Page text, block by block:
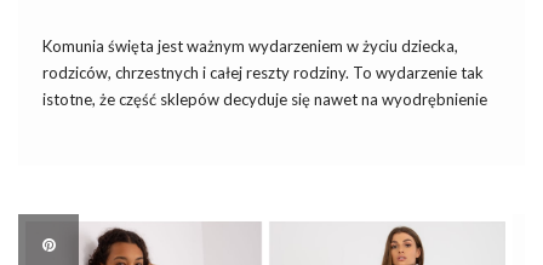
Komunia święta jest ważnym wydarzeniem w życiu dziecka,
rodziców, chrzestnych i całej reszty rodziny. To wydarzenie tak
istotne, że część sklepów decyduje się nawet na wyodrębnienie